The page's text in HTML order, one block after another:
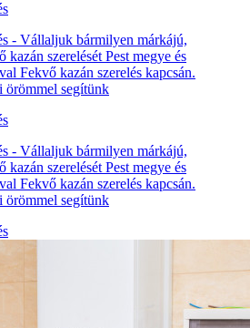
- Vállaljuk bármilyen márkájú,
kazán szerelését Pest megye és
Fekvő kazán szerelés kapcsán.
segítünk
- Vállaljuk bármilyen márkájú,
kazán szerelését Pest megye és
Fekvő kazán szerelés kapcsán.
segítünk